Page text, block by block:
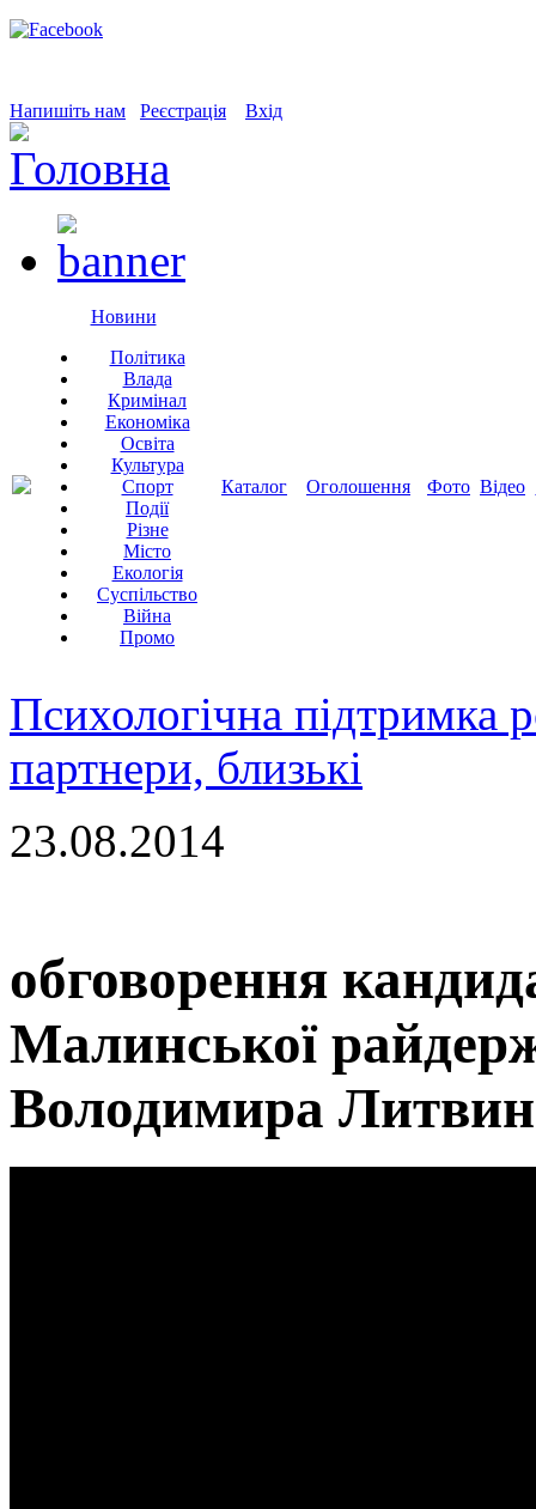
Напишіть нам Реєстрація Вхід
Новини
Політика
Влада
Кримінал
Економіка
Освіта
Культура
Спорт
Події
Різне
Місто
Екологія
Суспільство
Війна
Промо
Каталог Оголошення Фото Відео
Психологічна підтримка
партнери, близькі
23.08.2014
обговорення
Малинської
Володимира